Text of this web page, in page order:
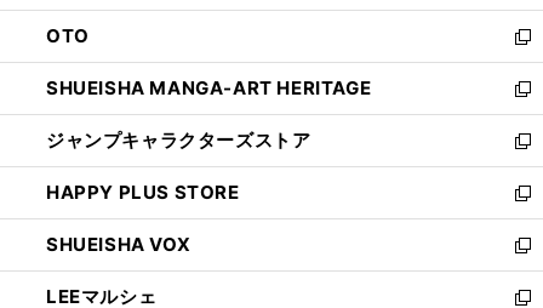
ウ
で
開
く
ン
ド
ウ
で
開
く
OTO
新
し
い
ウ
ィ
ン
ド
ウ
で
開
く
SHUEISHA MANGA-ART HERITAGE
新
し
い
ウ
ィ
ン
ド
ウ
で
ジャンプキャラクターズストア
新
し
い
ウ
ィ
ン
ド
HAPPY PLUS STORE
新
し
い
ウ
ィ
SHUEISHA VOX
新
し
い
LEEマルシェ
新